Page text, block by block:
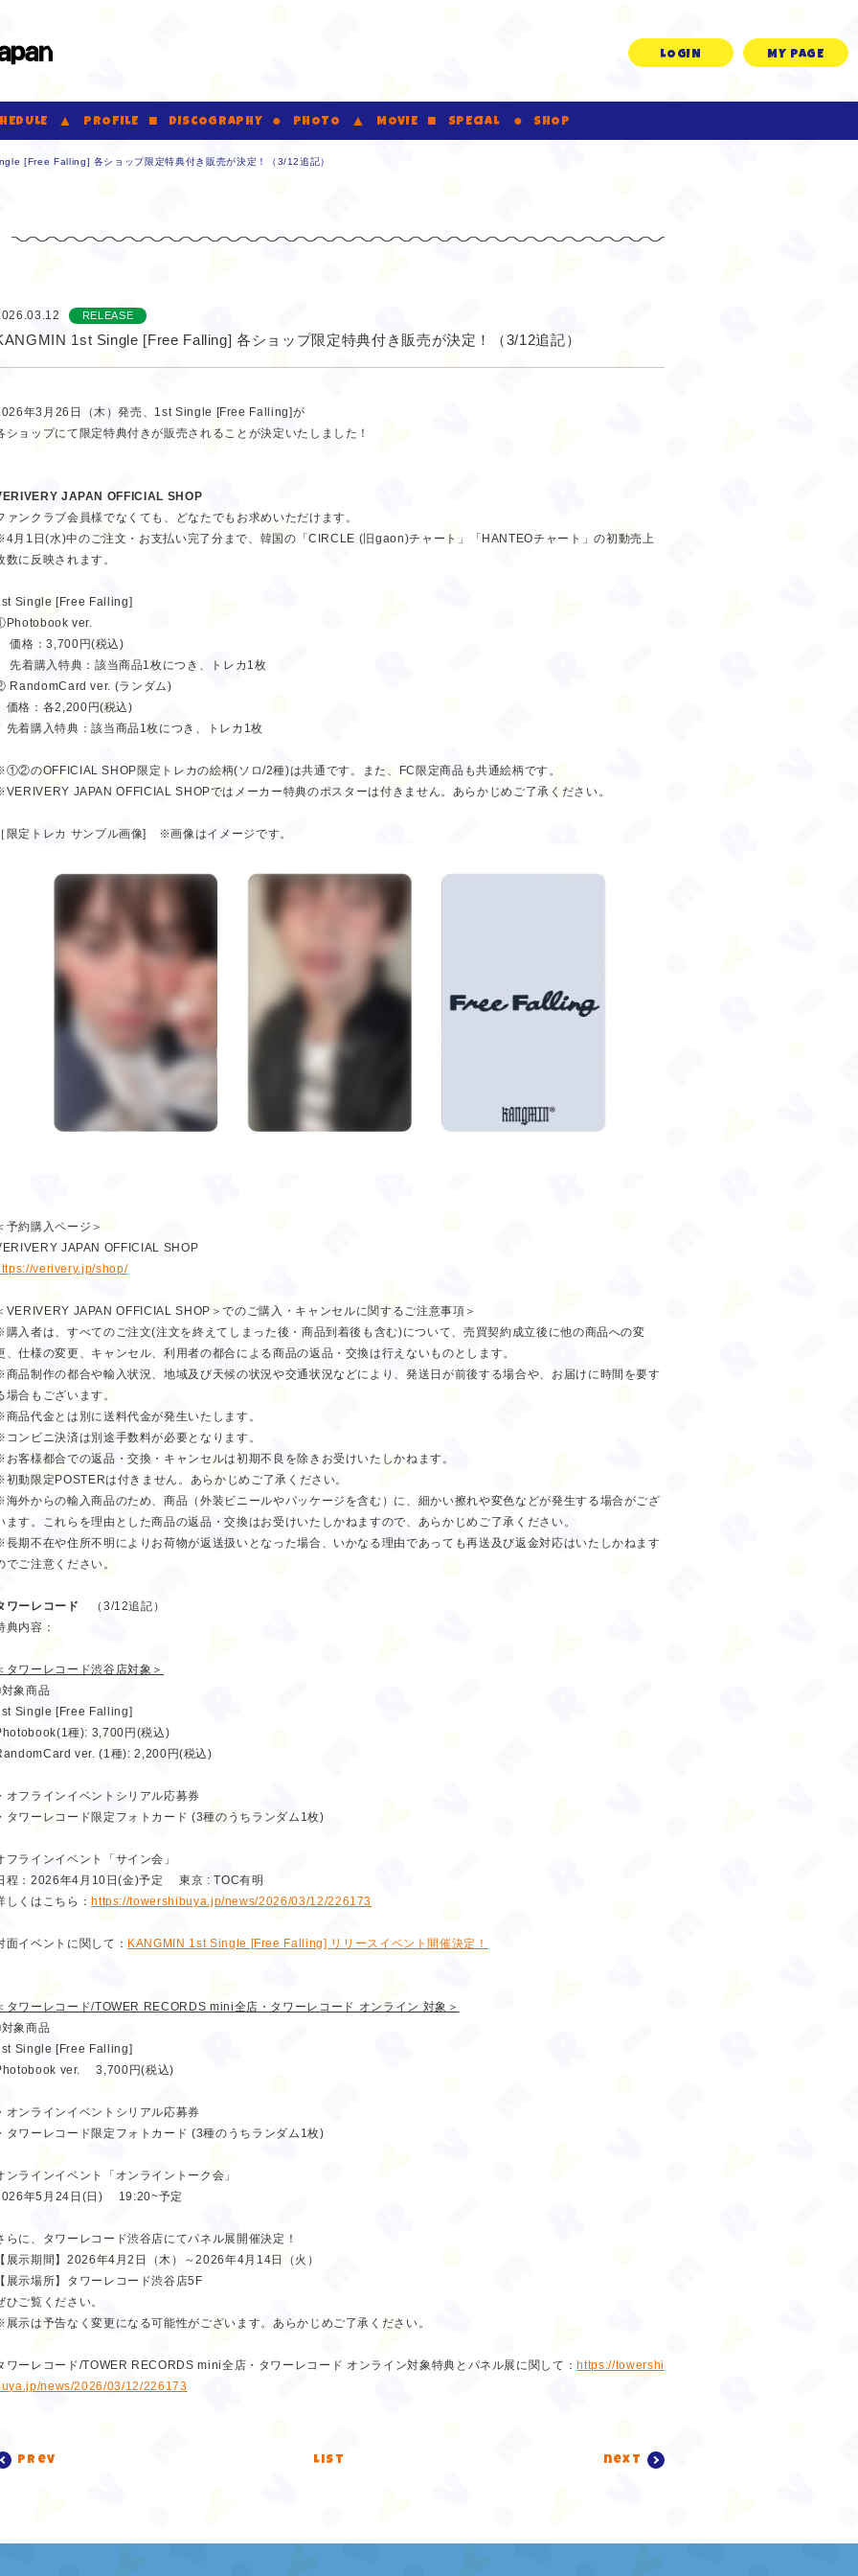
LOGIN MY PAGE
PROFILE DISCOGRAPHY PHOTO MOVIE SPECIAL SHOP
[Free Falling] 各ショップ限定特典付き販売が決定！（3/12追記）
RELEASE
1st Single [Free Falling] 各ショップ限定特典付き販売が決定！（3/12追記）
年3月26日（木）発売、1st Single [Free Falling]が
ショップにて限定特典付きが販売されることが決定いたしました！
JAPAN OFFICIAL SHOP
ァンクラブ会員様でなくても、どなたでもお求めいただけます。
月1日(水)中のご注文・お支払い完了分まで、韓国の「CIRCLE (旧gaon)チャート」「HANTEOチャート」の初動売上
数に反映されます。
Single [Free Falling]
ver.
格：3,700円(税込)
着購入特典：該当商品1枚につき、トレカ1枚
RandomCard ver. (ランダム)
格：各2,200円(税込)
着購入特典：該当商品1枚につき、トレカ1枚
のOFFICIAL SHOP限定トレカの絵柄(ソロ/2種)は共通です。また、FC限定商品も共通絵柄です。
JAPAN OFFICIAL SHOPではメーカー特典のポスターは付きません。あらかじめご了承ください。
限定トレカ サンプル画像] ※画像はイメージです。
予約購入ページ＞
JAPAN OFFICIAL SHOP
verivery.jp/shop/
VERIVERY JAPAN OFFICIAL SHOP＞でのご購入・キャンセルに関するご注意事項＞
入者は、すべてのご注文(注文を終えてしまった後・商品到着後も含む)について、売買契約成立後に他の商品への変
、仕様の変更、キャンセル、利用者の都合による商品の返品・交換は行えないものとします。
品制作の都合や輸入状況、地域及び天候の状況や交通状況などにより、発送日が前後する場合や、お届けに時間を要す
場合もございます。
品代金とは別に送料代金が発生いたします。
ンビニ決済は別途手数料が必要となります。
客様都合での返品・交換・キャンセルは初期不良を除きお受けいたしかねます。
動限定POSTERは付きません。あらかじめご了承ください。
外からの輸入商品のため、商品（外装ビニールやパッケージを含む）に、細かい擦れや変色などが発生する場合がござ
ます。これらを理由とした商品の返品・交換はお受けいたしかねますので、あらかじめご了承ください。
期不在や住所不明によりお荷物が返送扱いとなった場合、いかなる理由であっても再送及び返金対応はいたしかねます
でご注意ください。
ワーレコード
（3/12追記）
典内容：
タワーレコード渋谷店対象＞
象商品
Single [Free Falling]
種): 3,700円(税込)
ver. (1種): 2,200円(税込)
オフラインイベントシリアル応募券
タワーレコード限定フォトカード (3種のうちランダム1枚)
フラインイベント「サイン会」
程：2026年4月10日(金)予定 東京 : TOC有明
しくはこちら： https://towershibuya.jp/news/2026/03/12/226173
面イベントに関して： KANGMIN 1st Single [Free Falling] リリースイベント開催決定！
タワーレコード/TOWER RECORDS mini全店・タワーレコード オンライン 対象＞
象商品
Single [Free Falling]
ver. 3,700円(税込)
オンラインイベントシリアル応募券
タワーレコード限定フォトカード (3種のうちランダム1枚)
ンラインイベント「オンライントーク会」
年5月24日(日) 19:20~予定
らに、タワーレコード渋谷店にてパネル展開催決定！
展示期間】2026年4月2日（木）～2026年4月14日（火）
展示場所】タワーレコード渋谷店5F
ひご覧ください。
示は予告なく変更になる可能性がございます。あらかじめご了承ください。
ワーレコード/TOWER RECORDS mini全店・タワーレコード オンライン対象特典とパネル展に関して： https://towershi
news/2026/03/12/226173
prev list next